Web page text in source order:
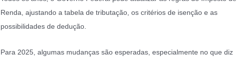
Renda, ajustando a tabela de tributação, os critérios de isenção e as
possibilidades de dedução.
Para 2025, algumas mudanças são esperadas, especialmente no que diz